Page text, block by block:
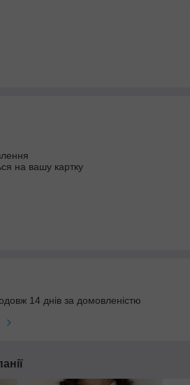
на вашу картку
14 днів за домовленістю